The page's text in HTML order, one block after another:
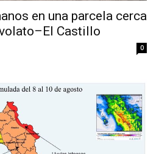
en una parcela cerca
Castillo
0